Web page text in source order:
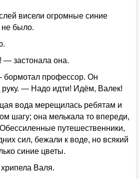
висели огромные синие
не было.
застонала она.
профессор. Он
— Надо идти! Идём, Валек!
вода мерещилась ребятам и
шагу; она мелькала то впереди,
путешественники,
сил, бежали к воде, но всякий
синие цветы.
Валя.